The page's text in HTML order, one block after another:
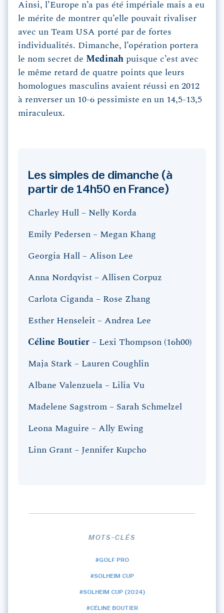
Ainsi, l’Europe n’a pas été impériale mais a eu
le mérite de montrer qu’elle pouvait rivaliser
avec un Team USA porté par de fortes
individualités. Dimanche, l’opération portera
le nom secret de Medinah puisque c’est avec
le même retard de quatre points que leurs
homologues masculins avaient réussi en 2012
à renverser un 10-6 pessimiste en un 14,5-13,5
miraculeux.
Les simples de dimanche (à
partir de 14h50 en France)
Charley Hull – Nelly Korda
Emily Pedersen – Megan Khang
Georgia Hall – Alison Lee
Anna Nordqvist – Allisen Corpuz
Carlota Ciganda – Rose Zhang
Esther Henseleit – Andrea Lee
Céline Boutier – Lexi Thompson (16h00)
Maja Stark – Lauren Coughlin
Albane Valenzuela – Lilia Vu
Madelene Sagstrom – Sarah Schmelzel
Leona Maguire – Ally Ewing
Linn Grant – Jennifer Kupcho
MOTS-CLÉS
#GOLF PRO
#SOLHEIM CUP
#SOLHEIM CUP (2024)
#CÉLINE BOUTIER